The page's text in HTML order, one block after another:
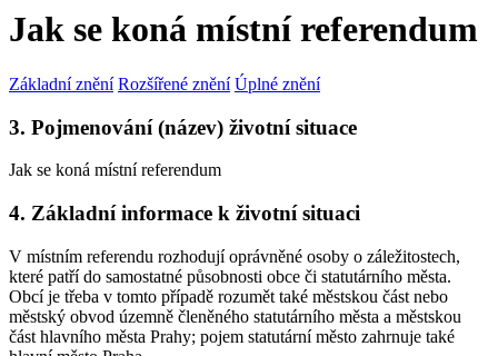
Jak se koná místní referendum
Základní znění Rozšířené znění Úplné znění
3. Pojmenování (název) životní situace
Jak se koná místní referendum
4. Základní informace k životní situaci
V místním referendu rozhodují oprávněné osoby o záležitostech,
které patří do samostatné působnosti obce či statutárního města.
Obcí je třeba v tomto případě rozumět také městskou část nebo
městský obvod územně členěného statutárního města a městskou
část hlavního města Prahy; pojem statutární město zahrnuje také